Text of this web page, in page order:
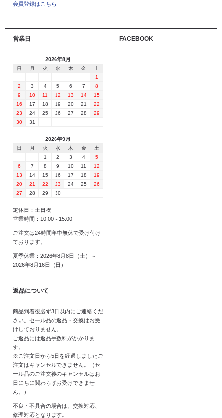
会員登録はこちら
営業日
2026年8月
日 月 火 水 木 金
土
1
2
3 4 5 6 7
8
9
10 11 12 13 14
15
16
17 18 19 20 21
22
23
24 25 26 27 28
29
30
31
2026年9月
日 月 火 水 木 金
土
1
2 3 4
5
6
7 8 9 10 11
12
13
14 15 16 17 18
19
20
21 22 23 24 25
26
27
28 29 30
定休日：土日祝
営業時間：10:00～15:00
ご注文は24時間年中無休で受け付け
ております。
夏季休業：2026年8月8日（土）～
2026年8月16日（日）
返品について
商品到着後必ず3日以内にご連絡くだ
さい。セール品の返品・交換はお受
けしておりません。
ご返品には返品手数料がかかりま
す。
※ご注文日から5日を経過しましたご
注文はキャンセルできません。（セ
ール品のご注文後のキャンセルはお
日にちに関わらずお受けできませ
ん。）
不良・不具合の場合は、交換対応、
修理対応となります。
FACEBOOK